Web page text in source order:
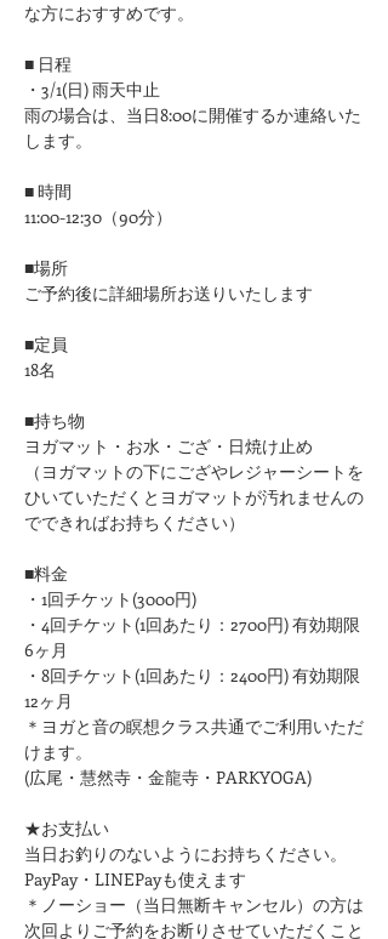
な方におすすめです。
■ 日程
・3/1(日) 雨天中止
雨の場合は、当日8:00に開催するか連絡いた
します。
■ 時間
11:00-12:30（90分）
■場所
ご予約後に詳細場所お送りいたします
■定員
18名
■持ち物
ヨガマット・お水・ござ・日焼け止め
（ヨガマットの下にござやレジャーシートを
ひいていただくとヨガマットが汚れませんの
でできればお持ちください）
■料金
・1回チケット(3000円)
・4回チケット(1回あたり：2700円) 有効期限
6ヶ月
・8回チケット(1回あたり：2400円) 有効期限
12ヶ月
＊ヨガと音の瞑想クラス共通でご利用いただ
けます。
(広尾・慧然寺・金龍寺・PARKYOGA)
★お支払い
当日お釣りのないようにお持ちください。
PayPay・LINEPayも使えます
＊ノーショー（当日無断キャンセル）の方は
次回よりご予約をお断りさせていただくこと